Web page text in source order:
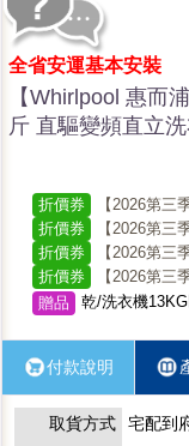
全省安運基本安裝
【Whirlpool 惠而
斤 直驅變頻直立
折價券
【2026第三
折價券
【2026第三
折價券
【2026第三
折價券
【2026第三
贈品
乾/洗衣機
付款說明
取貨方式 宅配到